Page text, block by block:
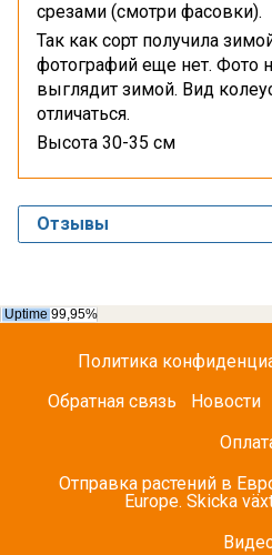
срезами (смотри фасовки).
Так как сорт получила
фотографий еще нет. Фото
выглядит зимой. Вид
отличаться.
Высота 30-35 см
Отзывы
Политика
Обратная связь
Новости
Отправка растений в
Europe. Skicka